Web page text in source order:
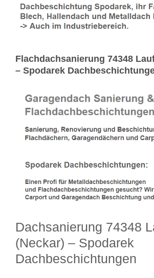
Flachdachsanierung 74348
– Spodarek
Dachsanierung 74348
(Neckar) – Spodarek
Dachbeschichtungen